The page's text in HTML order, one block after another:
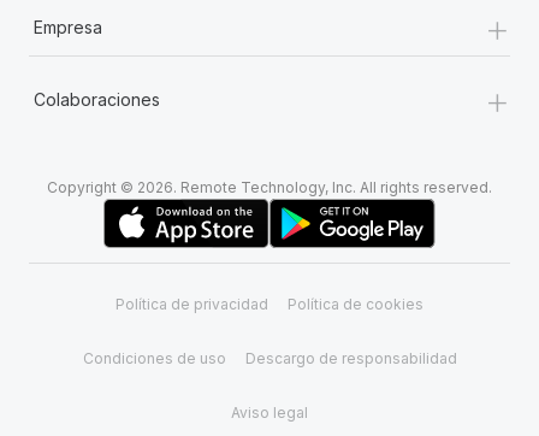
Empresa +
Colaboraciones +
Copyright © 2026. Remote Technology, Inc. All rights reserved.
Política de privacidad Política de cookies
Condiciones de uso Descargo de responsabilidad
Aviso legal